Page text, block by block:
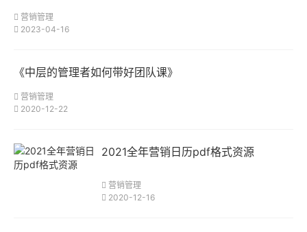
营销管理
2023-04-16
《中层的管理者如何带好团队课》
营销管理
2020-12-22
2021全年营销日历pdf格式资源
营销管理
2020-12-16